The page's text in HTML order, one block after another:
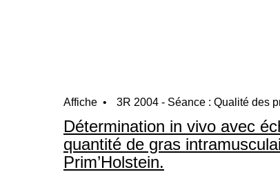
Affiche • 3R 2004 - Séance : Qualité des
Détermination in vivo avec
quantité de gras
Prim’Holstein.